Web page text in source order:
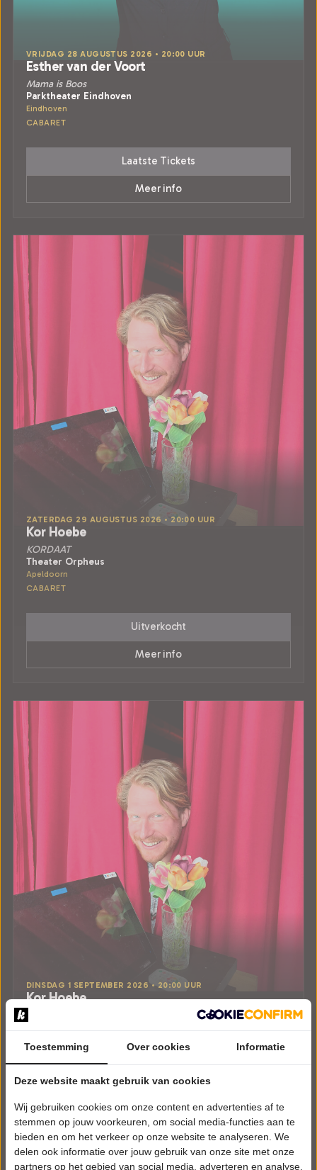
VRIJDAG 28 AUGUSTUS 2026 • 20:00 UUR
Esther van der Voort
Mama is Boos
Parktheater Eindhoven
Eindhoven
CABARET
Laatste Tickets
Meer info
ZATERDAG 29 AUGUSTUS 2026 • 20:00 UUR
Kor Hoebe
KORDAAT
Theater Orpheus
Apeldoorn
CABARET
Uitverkocht
Meer info
DINSDAG 1 SEPTEMBER 2026 • 20:00 UUR
Kor Hoebe
Meer info
Toestemming Over cookies Informatie
Deze website maakt gebruik van cookies
Wij gebruiken cookies om onze content en advertenties af te
stemmen op jouw voorkeuren, om social media-functies aan te
bieden en om het verkeer op onze website te analyseren. We
delen ook informatie over jouw gebruik van onze site met onze
partners op het gebied van social media, adverteren en analyse.